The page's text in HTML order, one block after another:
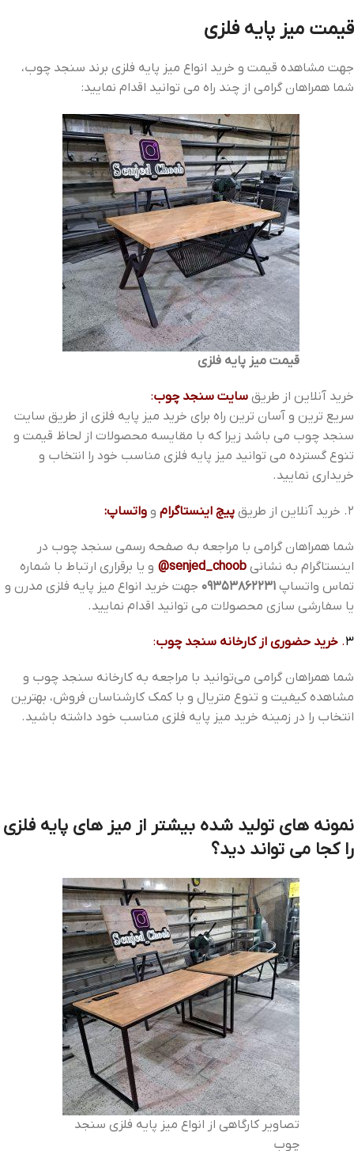
قیمت میز پایه فلزی
جهت مشاهده قیمت و خرید انواع میز پایه فلزی برند سنجد چوب،
شما همراهان گرامی از چند راه می توانید اقدام نمایید:
قیمت میز پایه فلزی
خرید آنلاین از طریق سایت سنجد چوب:
سریع ترین و آسان ترین راه برای خرید میز پایه فلزی از طریق سایت
سنجد چوب می باشد زیرا که با مقایسه محصولات از لحاظ قیمت و
تنوع گسترده می توانید میز پایه فلزی مناسب خود را انتخاب و
خریداری نمایید.
2. خرید آنلاین از طریق پیچ اینستاگرام و واتساپ:
شما همراهان گرامی با مراجعه به صفحه رسمی سنجد چوب در
اینستاگرام به نشانی senjed_choob@
و یا برقراری ارتباط با شماره
تماس واتساپ 09353862231 جهت خرید انواع میز پایه فلزی مدرن و
یا سفارشی سازی محصولات می توانید اقدام نمایید.
3
. خرید حضوری از کارخانه سنجد چوب:
شما همراهان گرامی می‌توانید با مراجعه به کارخانه سنجد چوب و
مشاهده کیفیت و تنوع متریال و با کمک کارشناسان فروش، بهترین
انتخاب را در زمینه خرید میز پایه فلزی مناسب خود داشته باشید.
نمونه های تولید شده بیشتر از میز های پایه فلزی
را کجا می تواند دید؟
تصاویر کارگاهی از انواع میز پایه فلزی سنجد
چوب